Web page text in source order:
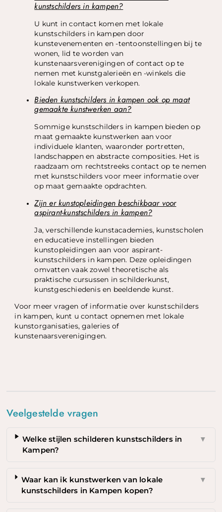
kunstschilders in kampen?
U kunt in contact komen met lokale
kunstschilders in kampen door
kunstevenementen en -tentoonstellingen bij te
wonen, lid te worden van
kunstenaarsverenigingen of contact op te
nemen met kunstgalerieën en -winkels die
lokale kunstwerken verkopen.
Bieden kunstschilders in kampen ook op maat
gemaakte kunstwerken aan?
Sommige kunstschilders in kampen bieden op
maat gemaakte kunstwerken aan voor
individuele klanten, waaronder portretten,
landschappen en abstracte composities. Het is
raadzaam om rechtstreeks contact op te nemen
met kunstschilders voor meer informatie over
op maat gemaakte opdrachten.
Zijn er kunstopleidingen beschikbaar voor
aspirant-kunstschilders in kampen?
Ja, verschillende kunstacademies, kunstscholen
en educatieve instellingen bieden
kunstopleidingen aan voor aspirant-
kunstschilders in kampen. Deze opleidingen
omvatten vaak zowel theoretische als
praktische cursussen in schilderkunst,
kunstgeschiedenis en beeldende kunst.
Voor meer vragen of informatie over kunstschilders
in kampen, kunt u contact opnemen met lokale
kunstorganisaties, galeries of
kunstenaarsverenigingen.
Veelgestelde vragen
Welke stijlen schilderen kunstschilders in
Kampen?
▼
Waar kan ik kunstwerken van lokale
kunstschilders in Kampen kopen?
▼